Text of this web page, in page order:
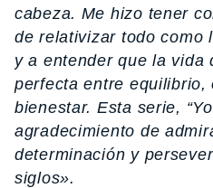
cabeza. Me hizo tener
de relativizar todo como
y a entender que la vida
perfecta entre equilibrio,
bienestar. Esta serie,
agradecimiento de
determinación y
siglos».